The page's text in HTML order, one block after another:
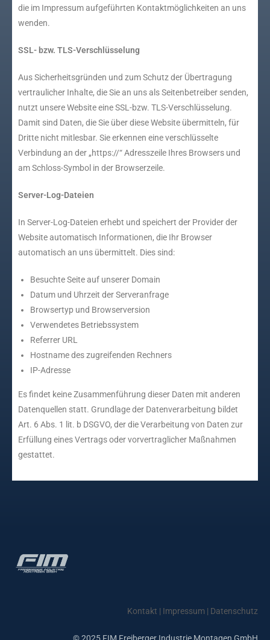
die im Impressum aufgeführten Kontaktmöglichkeiten an uns
wenden.
SSL- bzw. TLS-Verschlüsselung
Aus Sicherheitsgründen und zum Schutz der Übertragung
vertraulicher Inhalte, die Sie an uns als Seitenbetreiber senden,
nutzt unsere Website eine SSL-bzw. TLS-Verschlüsselung.
Damit sind Daten, die Sie über diese Website übermitteln, für
Dritte nicht mitlesbar. Sie erkennen eine verschlüsselte
Verbindung an der „https://“ Adresszeile Ihres Browsers und
am Schloss-Symbol in der Browserzeile.
Server-Log-Dateien
In Server-Log-Dateien erhebt und speichert der Provider der
Website automatisch Informationen, die Ihr Browser
automatisch an uns übermittelt. Dies sind:
Besuchte Seite auf unserer Domain
Datum und Uhrzeit der Serveranfrage
Browsertyp und Browserversion
Verwendetes Betriebssystem
Referrer URL
Hostname des zugreifenden Rechners
IP-Adresse
Es findet keine Zusammenführung dieser Daten mit anderen
Datenquellen statt. Grundlage der Datenverarbeitung bildet
Art. 6 Abs. 1 lit. b DSGVO, der die Verarbeitung von Daten zur
Erfüllung eines Vertrags oder vorvertraglicher Maßnahmen
gestattet.
Kontakt | Impressum | Datenschutz